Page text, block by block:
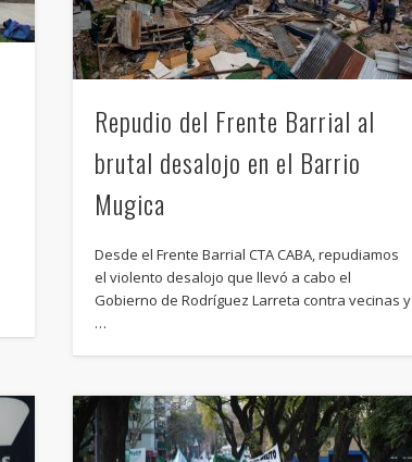
Repudio del Frente Barrial al
brutal desalojo en el Barrio
Mugica
Desde el Frente Barrial CTA CABA, repudiamos
el violento desalojo que llevó a cabo el
Gobierno de Rodríguez Larreta contra vecinas y
…